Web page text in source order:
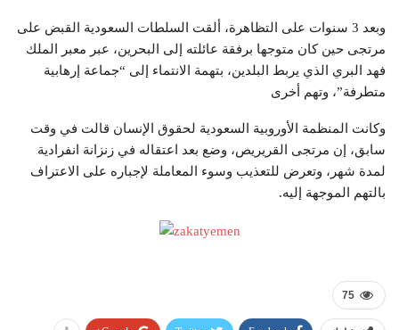
وبعد 3 سنوات على التظاهرة، ألقت السلطات السعودية القبض على
مرتجى حين كان متوجها برفقة عائلته إلى البحرين، عبر معبر الملك
فهد البري الذي يربط البلدين، بتهمة الانتماء إلى “جماعة إرهابية
متطرفة”، وتهم أخرى
وكانت المنظمة الأوروبية السعودية لحقوق الإنسان قالت في وقت
سابق، إن مرتجى القريريص، وضع بعد اعتقاله في زنزانة انفرادية
لمدة شهر، وتعرض للتعذيب وسوء المعاملة لإجباره على الاعتراف
بالتهم الموجهة إليه.
75